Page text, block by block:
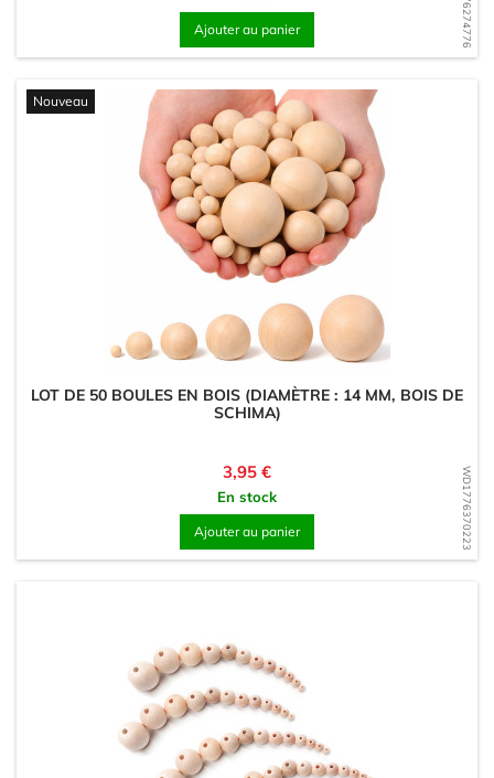
Ajouter au panier
WD1776370223
Nouveau
LOT DE 50 BOULES EN BOIS (DIAMÈTRE : 14 MM, BOIS DE
SCHIMA)
Prix
3,95 €
En stock
Ajouter au panier